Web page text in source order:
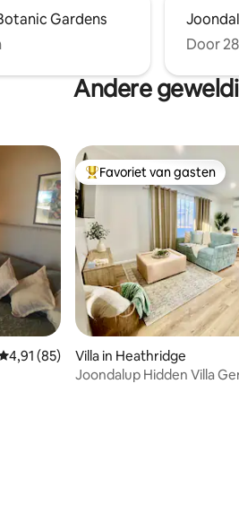
Gardens
Door
Andere
beoordeling van 4,91 op
4,91 (85)
Topfavoriet van gasten
Favoriet van gasten
Villa in Heathridge
Joondalup Hidden Villa